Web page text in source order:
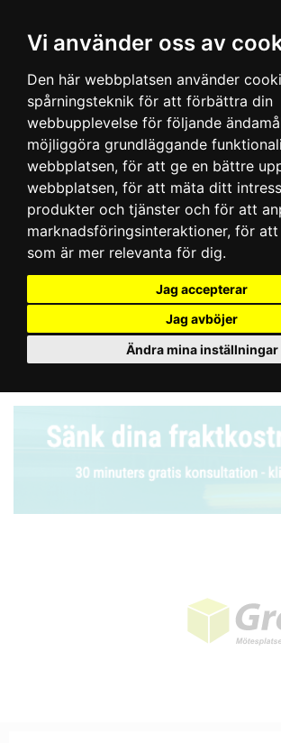
Vi använder oss av
Den här webbplatsen använder
spårningsteknik för att förbättra din
webbupplevelse för följande
möjliggöra grundläggande
webbplatsen, för att ge en bättre
webbplatsen, för att mäta ditt
produkter och tjänster och för att
marknadsföringsinteraktioner, för att
som är mer relevanta för dig.
Jag accepterar
Jag avböjer
Ändra mina inställningar